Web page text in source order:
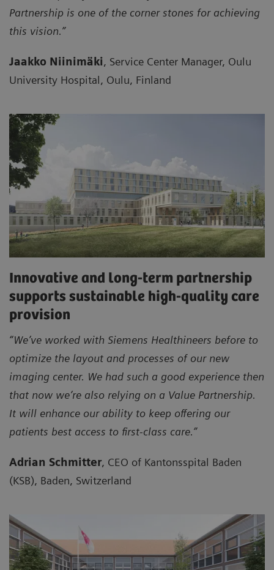
Partnership is one of the corner stones for achieving
this vision.”
Jaakko Niinimäki, Service Center Manager, Oulu
University Hospital, Oulu, Finland
Innovative and long-term partnership
supports sustainable high-quality care
provision
“We’ve worked with Siemens Healthineers before to
optimize the layout and processes of our new
imaging center. We had such a good experience then
that now we’re also relying on a Value Partnership.
It will enhance our ability to keep offering our
patients best access to first-class care.”
Adrian Schmitter, CEO of Kantonsspital Baden
(KSB), Baden, Switzerland